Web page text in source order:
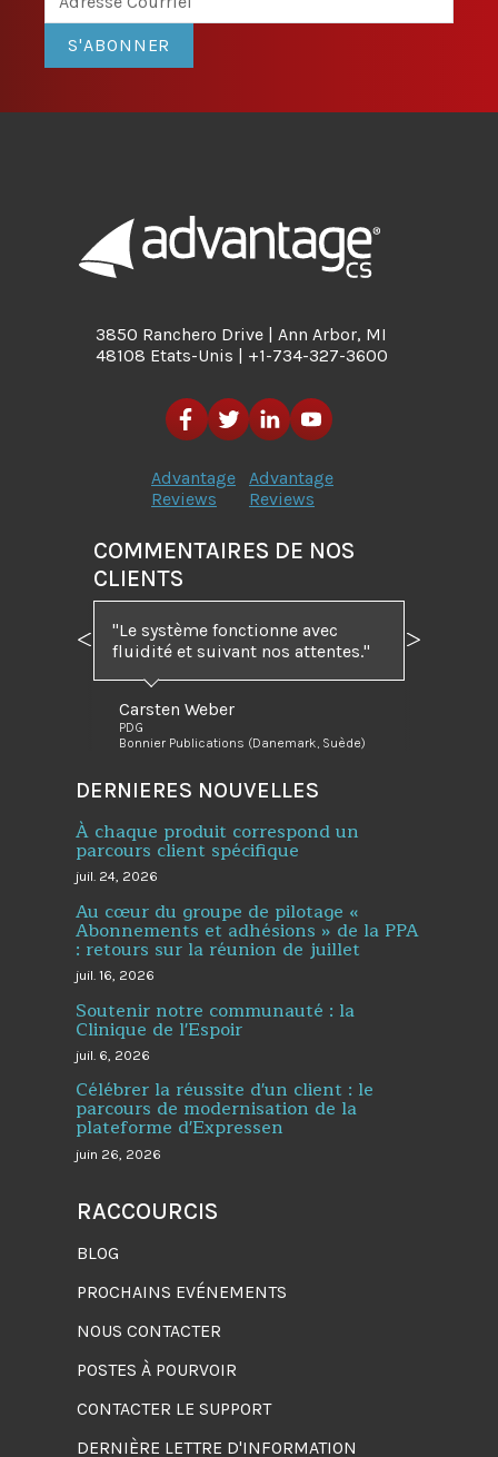
S'ABONNER
3850 Ranchero Drive | Ann Arbor, MI
48108 Etats-Unis | +1-734-327-3600
Advantage
Reviews
Advantage
Reviews
COMMENTAIRES DE NOS
CLIENTS
"Le système fonctionne avec
fluidité et suivant nos attentes."
Carsten Weber
PDG
Bonnier Publications (Danemark, Suède)
Précédent Suivant
DERNIERES NOUVELLES
À chaque produit correspond un
parcours client spécifique
juil. 24, 2026
Au cœur du groupe de pilotage «
Abonnements et adhésions » de la PPA
: retours sur la réunion de juillet
juil. 16, 2026
Soutenir notre communauté : la
Clinique de l'Espoir
juil. 6, 2026
Célébrer la réussite d'un client : le
parcours de modernisation de la
plateforme d'Expressen
juin 26, 2026
RACCOURCIS
BLOG
PROCHAINS EVÉNEMENTS
NOUS CONTACTER
POSTES À POURVOIR
CONTACTER LE SUPPORT
DERNIÈRE LETTRE D'INFORMATION